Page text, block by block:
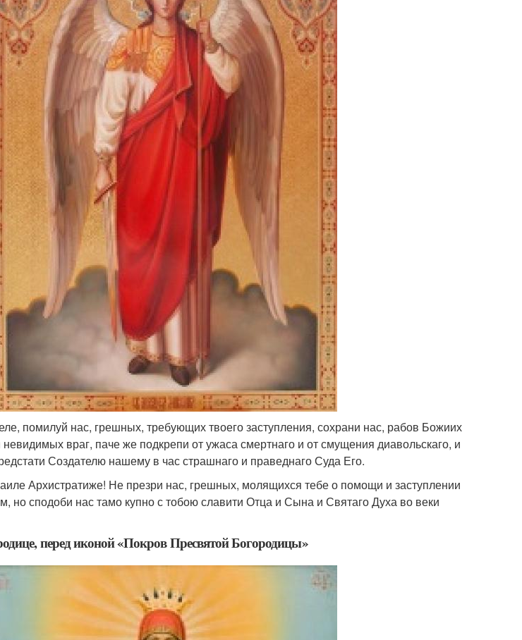
помилуй нас, грешных, требующих твоего заступления, сохрани нас, рабов Божиих
враг, паче же подкрепи от ужаса смертнаго и от смущения диавольскаго, и
Создателю нашему в час страшнаго и праведнаго Суда Его.
Архистратиже! Не презри нас, грешных, молящихся тебе о помощи и заступлении
но сподоби нас тамо купно с тобою славити Отца и Сына и Святаго Духа во веки
перед иконой «Покров Пресвятой Богородицы»